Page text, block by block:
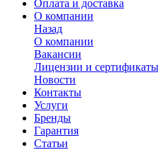
Оплата и доставка
О компании
Назад
О компании
Вакансии
Лицензии и сертификаты
Новости
Контакты
Услуги
Бренды
Гарантия
Статьи